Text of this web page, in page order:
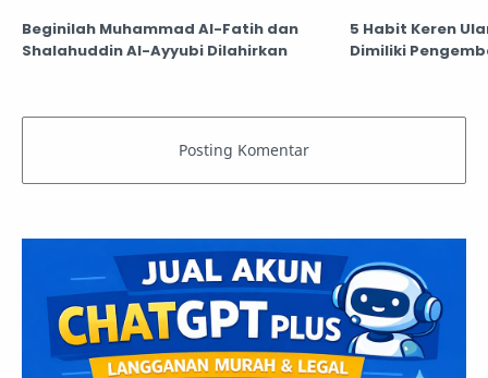
Beginilah Muhammad Al-Fatih dan
Shalahuddin Al-Ayyubi Dilahirkan
5 Habit Keren
Dimiliki